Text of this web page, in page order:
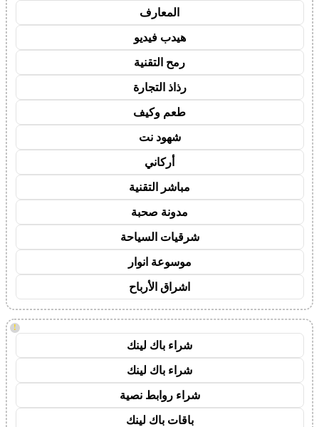
المعارف
هيدب فيديو
رمح التقنية
رذاذ التجارة
طعم وكيف
شهود نت
أركاني
مباشر التقنية
مدونة صحبة
شرقيات السياحة
موسوعة انوار
اشراق الأرباح
!
شراء باك لينك
شراء باك لينك
شراء روابط نصية
باقات باك لينك